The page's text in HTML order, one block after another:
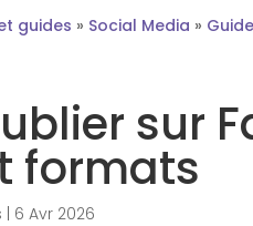
guides » Social Media »
sur
formats
| 6 Avr 2026